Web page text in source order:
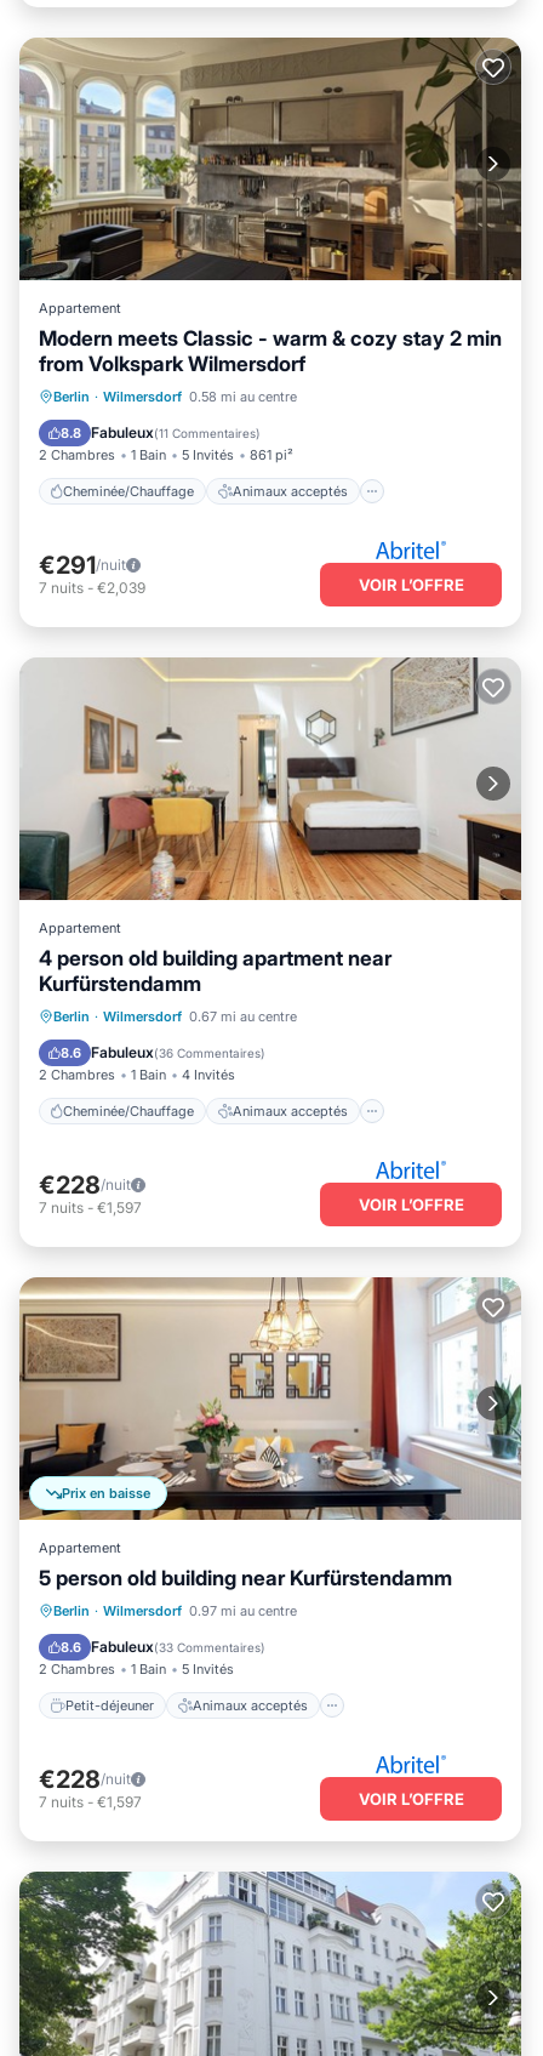
Appartement
Modern meets Classic - warm & cozy stay 2 min
from Volkspark Wilmersdorf
Berlin · Wilmersdorf 0.58 mi au centre
8.8 Fabuleux(11 Commentaires)
2 Chambres 1 Bain 5 Invités 861 pi²
Cheminée/Chauffage Animaux acceptés
Cheminée/Chauffage
Cuisine
Internet
€291/nuit
7 nuits - €2,039 VOIR L’OFFRE
Appartement
4 person old building apartment near
Kurfürstendamm
Berlin · Wilmersdorf 0.67 mi au centre
8.6 Fabuleux(36 Commentaires)
2 Chambres 1 Bain 4 Invités
Cheminée/Chauffage Animaux acceptés
Cheminée/Chauffage
Cuisine
Internet
€228/nuit
7 nuits - €1,597 VOIR L’OFFRE
Prix en baisse
Appartement
5 person old building near Kurfürstendamm
Berlin · Wilmersdorf 0.97 mi au centre
8.6 Fabuleux(33 Commentaires)
2 Chambres 1 Bain 5 Invités
Petit-déjeuner Animaux acceptés
Petit-déjeuner
Animaux acceptés
Cuisine
Internet
€228/nuit
7 nuits - €1,597 VOIR L’OFFRE